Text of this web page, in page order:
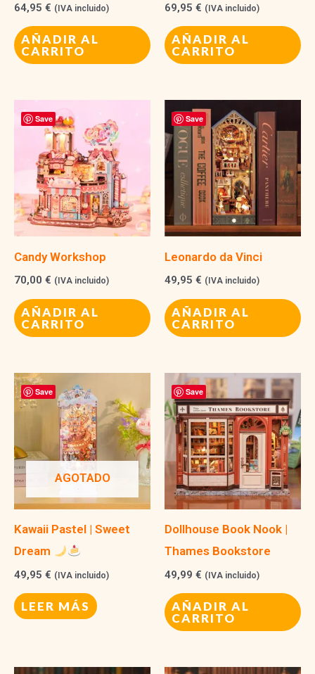
64,95 € (IVA incluido)
AÑADIR AL
CARRITO
69,95 € (IVA incluido)
AÑADIR AL
CARRITO
Save
Candy Workshop
70,00 € (IVA incluido)
AÑADIR AL
CARRITO
Save
Leonardo da Vinci
49,95 € (IVA incluido)
AÑADIR AL
CARRITO
Save
AGOTADO
Kawaii Pastel | Sweet
Dream
49,95 € (IVA incluido)
LEER MÁS
Save
Dollhouse Book Nook |
Thames Bookstore
49,99 € (IVA incluido)
AÑADIR AL
CARRITO